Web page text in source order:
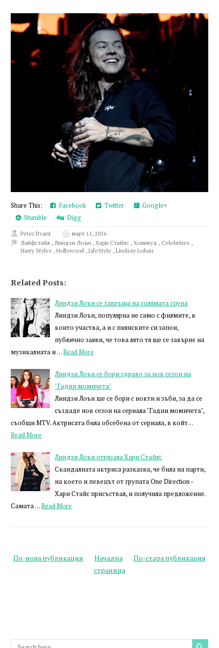
Share This: Facebook Twitter
Google+
Stumble
Digg
Peter Dvant
март 11, 2016
Лайфстайл ,Линдзи Лоън ,Хари Стайлс ,Холивуд , Celebrities ,
Harry Styles ,Hollywood ,LifeStyle ,Lindsay Lohan
Related Posts:
Линдзи Лоън се завръща на голямата сцена
Линдзи Лоън, популярна не само с филмите, в
които участва, а и с пиянските си запои,
публично заяви, че това лято тя ще се завърне на
музикалната и …Read More
Линдзи Лоън се бори здраво за нов сезон на
"Гадни момичета"
Линдзи Лоън ще се бори с нокти и зъби, за да се
създаде нов сезон на сериала "Гадни момичета",
съобщи MTV. Актрисата била обсебена от сериала, в койт…
Read More
Линдзи Лоън отрязала Хари Стайлс
Скандалната актриса разказва, че била на парти,
на което и певецът от групата One Direction -
Хари Стайс присъствал, и получила предложение.
Самата …Read More
По-нова публикация По-стара публикация
Начална
страница